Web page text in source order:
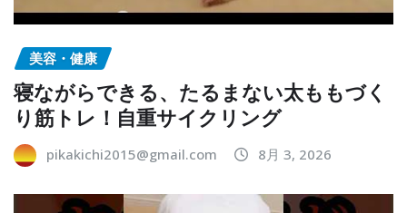
美容・健康
寝ながらできる、たるまない太ももづく
り筋トレ！自重サイクリング
pikakichi2015@gmail.com 8月 3, 2026